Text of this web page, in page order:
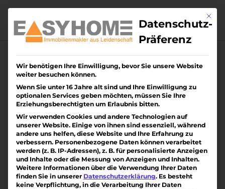
content
Mit
Datenschutz-
Präferenz
Wir benötigen Ihre Einwilligung, bevor Sie unsere Website
weiter besuchen können.
Wenn Sie unter 16 Jahre alt sind und Ihre Einwilligung zu
optionalen Services geben möchten, müssen Sie Ihre
Erziehungsberechtigten um Erlaubnis bitten.
Wir verwenden Cookies und andere Technologien auf
unserer Website. Einige von ihnen sind essenziell, während
andere uns helfen, diese Website und Ihre Erfahrung zu
verbessern. Personenbezogene Daten können verarbeitet
werden (z. B. IP-Adressen), z. B. für personalisierte Anzeigen
und Inhalte oder die Messung von Anzeigen und Inhalten.
Weitere Informationen über die Verwendung Ihrer Daten
finden Sie in unserer Datenschutzerklärung. Es besteht
keine Verpflichtung, in die Verarbeitung Ihrer Daten